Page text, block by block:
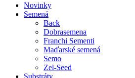
Novinky
Semená
Back
Dobrasemena
Franchi Sementi
Maďarské semená
Semo
Zel-Seed
Substráty